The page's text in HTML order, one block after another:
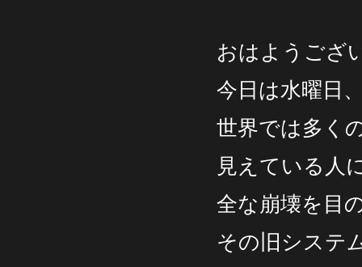
おはようござ
今日は水曜日
世界では多く
見えている人
全な崩壊を目
その旧システ